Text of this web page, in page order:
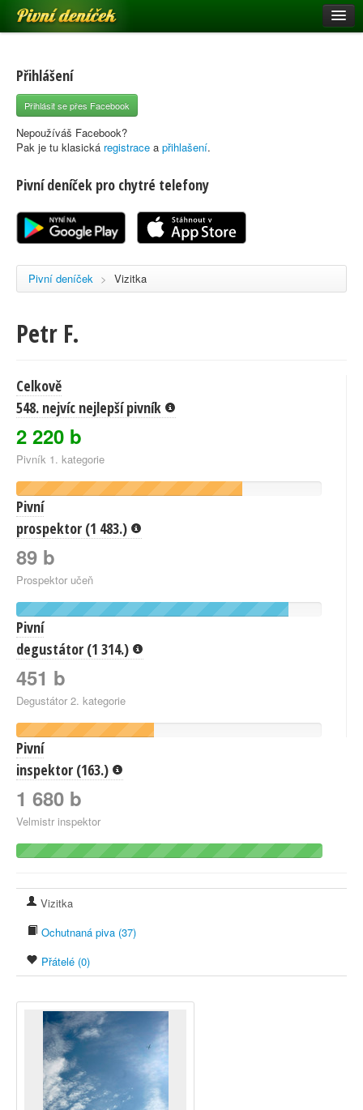
Pivní deníček
Pivní mapa
Pivní značky
Nápověda
Registrace
Přihlášení
Přihlásit se přes Facebook
Nepoužíváš Facebook?
Pak je tu klasická registrace a přihlašení.
Pivní deníček pro chytré telefony
Pivní deníček > Vizitka
Petr F.
Celkově
548. nejvíc nejlepší pivník
2 220 b
Pivník 1. kategorie
Pivní
prospektor (1 483.)
89 b
Prospektor učeň
Pivní
degustátor (1 314.)
451 b
Degustátor 2. kategorie
Pivní
inspektor (163.)
1 680 b
Velmistr inspektor
Vizitka
Ochutnaná piva (37)
Přátelé (0)